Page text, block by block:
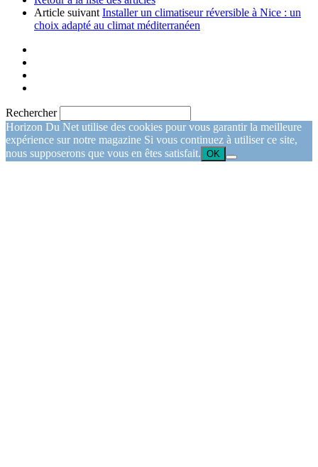
Article suivant Installer un climatiseur réversible à Nice : un
choix adapté au climat méditerranéen
Rechercher
Horizon Du Net utilise des cookies pour vous garantir la meilleure
expérience sur notre magazine Si vous continuez à utiliser ce site,
nous supposerons que vous en êtes satisfait. OK